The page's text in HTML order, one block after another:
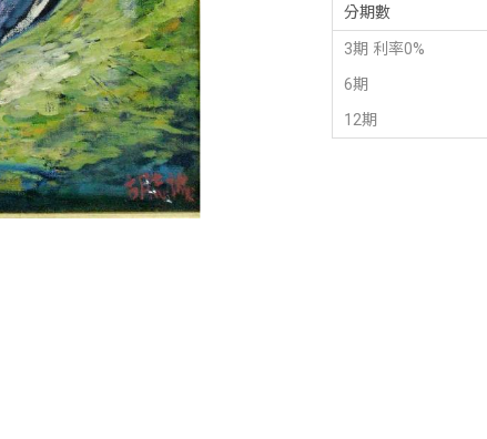
分期數
3期 利率0%
6期
12期